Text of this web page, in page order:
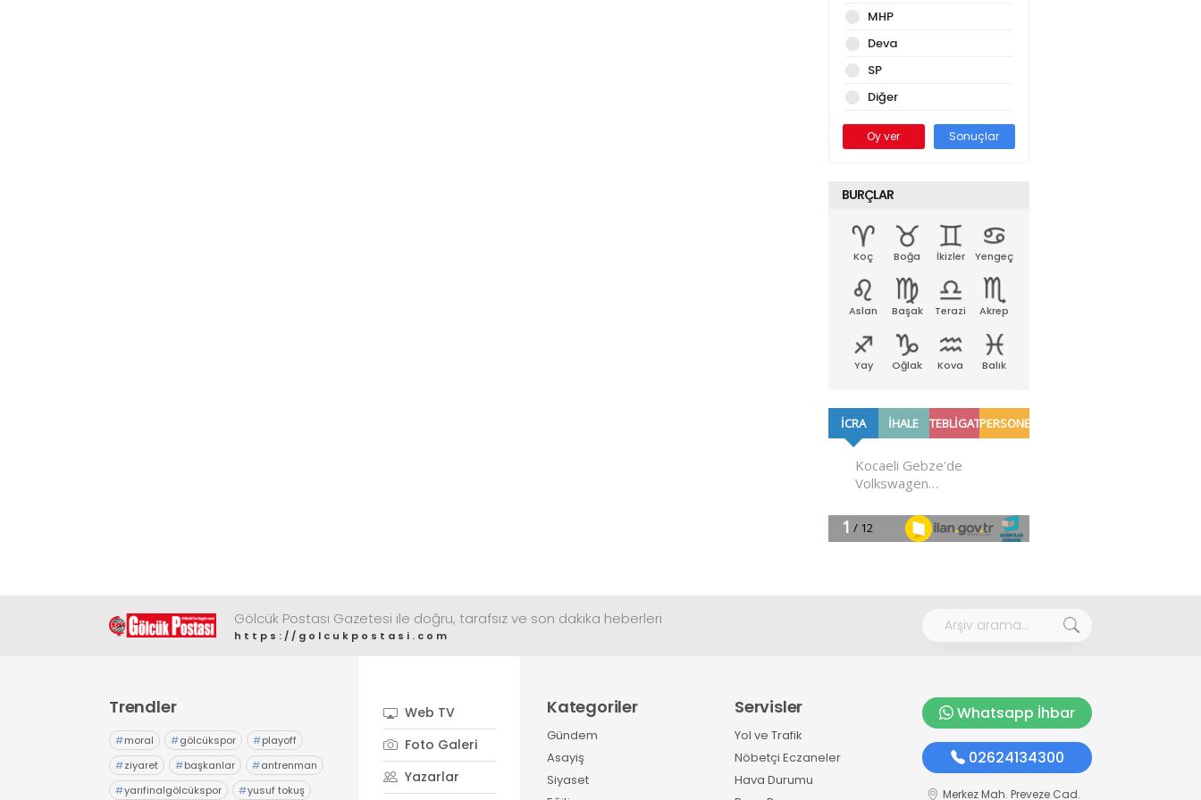
MHP
Deva
SP
Diğer
Oy ver Sonuçlar
BURÇLAR
Koç Boğa İkizler Yengeç
Aslan Başak Terazi Akrep
Yay Oğlak Kova Balık
Gölcük Postası Gazetesi ile doğru, tarafsız ve son dakika heberleri
https://golcukpostasi.com
Trendler
#moral #gölcükspor #playoff
#ziyaret #başkanlar #antrenman
#yarıfinalgölcükspor #yusuf tokuş
Web TV
Foto Galeri
Yazarlar
Kategoriler
Gündem
Asayiş
Siyaset
Servisler
Yol ve Trafik
Nöbetçi Eczaneler
Hava Durumu
Whatsapp İhbar
02624134300
Merkez Mah. Preveze Cad.